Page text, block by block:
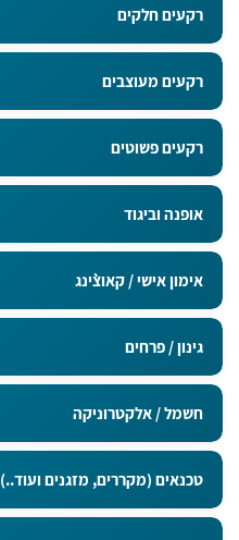
רקעים חלקים
רקעים מעוצבים
רקעים פשוטים
אופנה וביגוד
אימון אישי / קאוצ`ינג
גינון / פרחים
חשמל / אלקטרוניקה
טכנאים (מקררים, מזגנים ועוד..)